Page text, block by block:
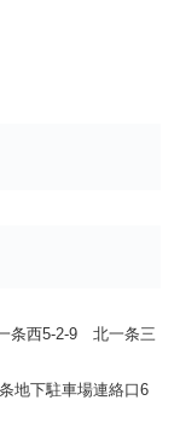
条西5-2-9 北一条三
地下駐車場連絡口6